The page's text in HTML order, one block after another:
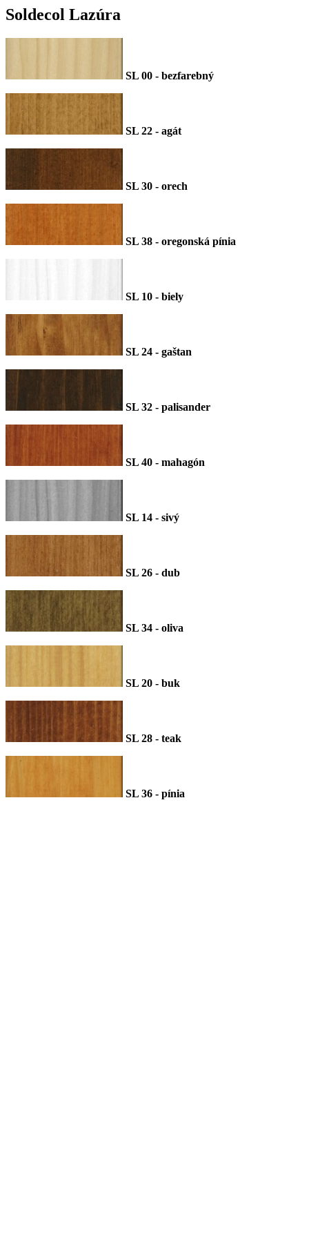
Soldecol Lazúra
SL 00 - bezfarebný
SL 22 - agát
SL 30 - orech
SL 38 - oregonská pínia
SL 10 - biely
SL 24 - gaštan
SL 32 - palisander
SL 40 - mahagón
SL 14 - sivý
SL 26 - dub
SL 34 - oliva
SL 20 - buk
SL 28 - teak
SL 36 - pínia